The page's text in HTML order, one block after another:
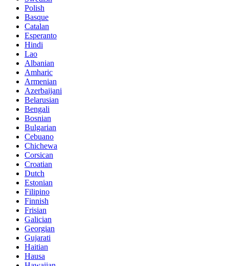
Polish
Basque
Catalan
Esperanto
Hindi
Lao
Albanian
Amharic
Armenian
Azerbaijani
Belarusian
Bengali
Bosnian
Bulgarian
Cebuano
Chichewa
Corsican
Croatian
Dutch
Estonian
Filipino
Finnish
Frisian
Galician
Georgian
Gujarati
Haitian
Hausa